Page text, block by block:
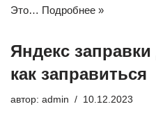
Это… Подробнее »
Яндекс
как заправиться
автор: admin 10.12.2023